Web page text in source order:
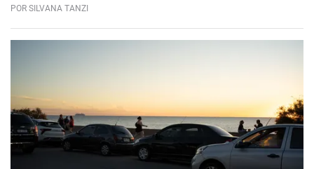
POR SILVANA TANZI